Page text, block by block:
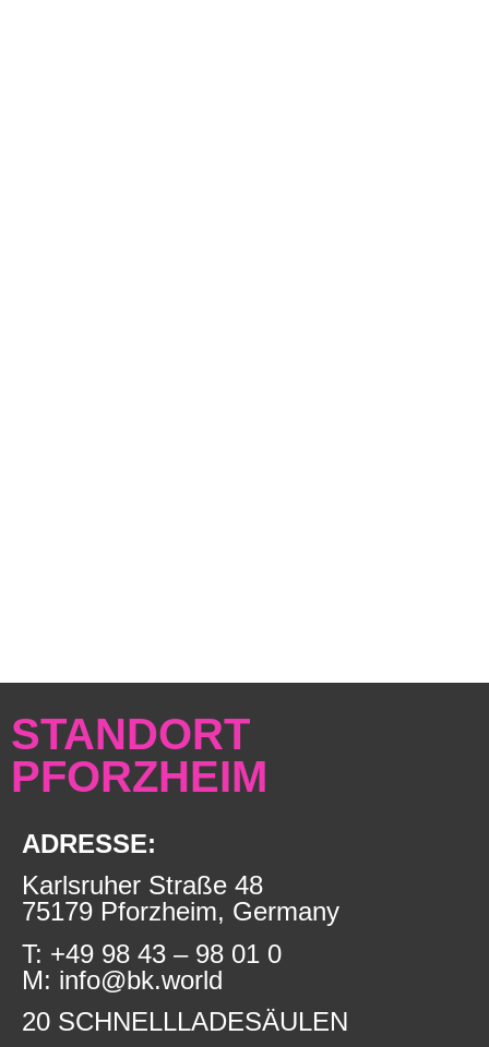
LADEPARK
IN
PFORZHEIM
STANDORT
PFORZHEIM
ADRESSE:
Karlsruher Straße 48
75179 Pforzheim, Germany
T: +49 98 43 – 98 01 0
M: info@bk.world
20 SCHNELLLADESÄULEN